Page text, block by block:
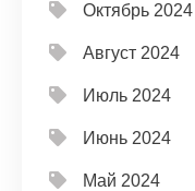
Октябрь 2024
Август 2024
Июль 2024
Июнь 2024
Май 2024